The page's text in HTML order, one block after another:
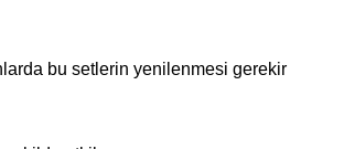
bu setlerin yenilenmesi gerekir